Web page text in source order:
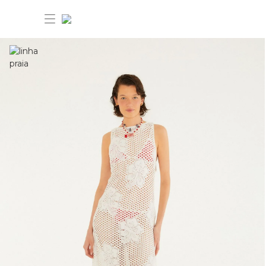
30% OFF ANIVERSÁRIO FARM
Novidades
Ver tudo
Roupas
FARM Etc